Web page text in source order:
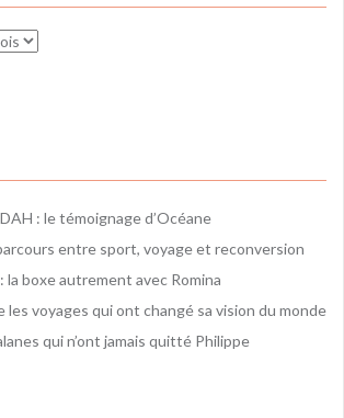
: le témoignage d’Océane
entre sport, voyage et reconversion
la boxe autrement avec Romina
les voyages qui ont changé sa vision du monde
qui n’ont jamais quitté Philippe